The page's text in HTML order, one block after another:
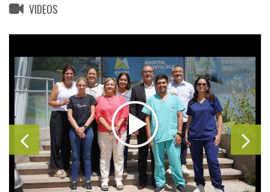
VIDEOS